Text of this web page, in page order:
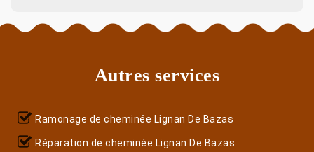
Autres services
Ramonage de cheminée Lignan De Bazas
Réparation de cheminée Lignan De Bazas